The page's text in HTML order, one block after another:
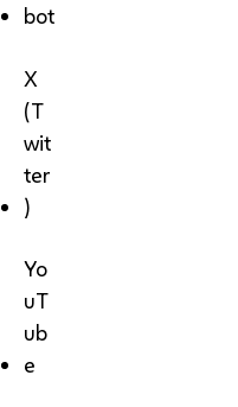
bot
X
(T
wit
ter
)
Yo
uT
ub
e